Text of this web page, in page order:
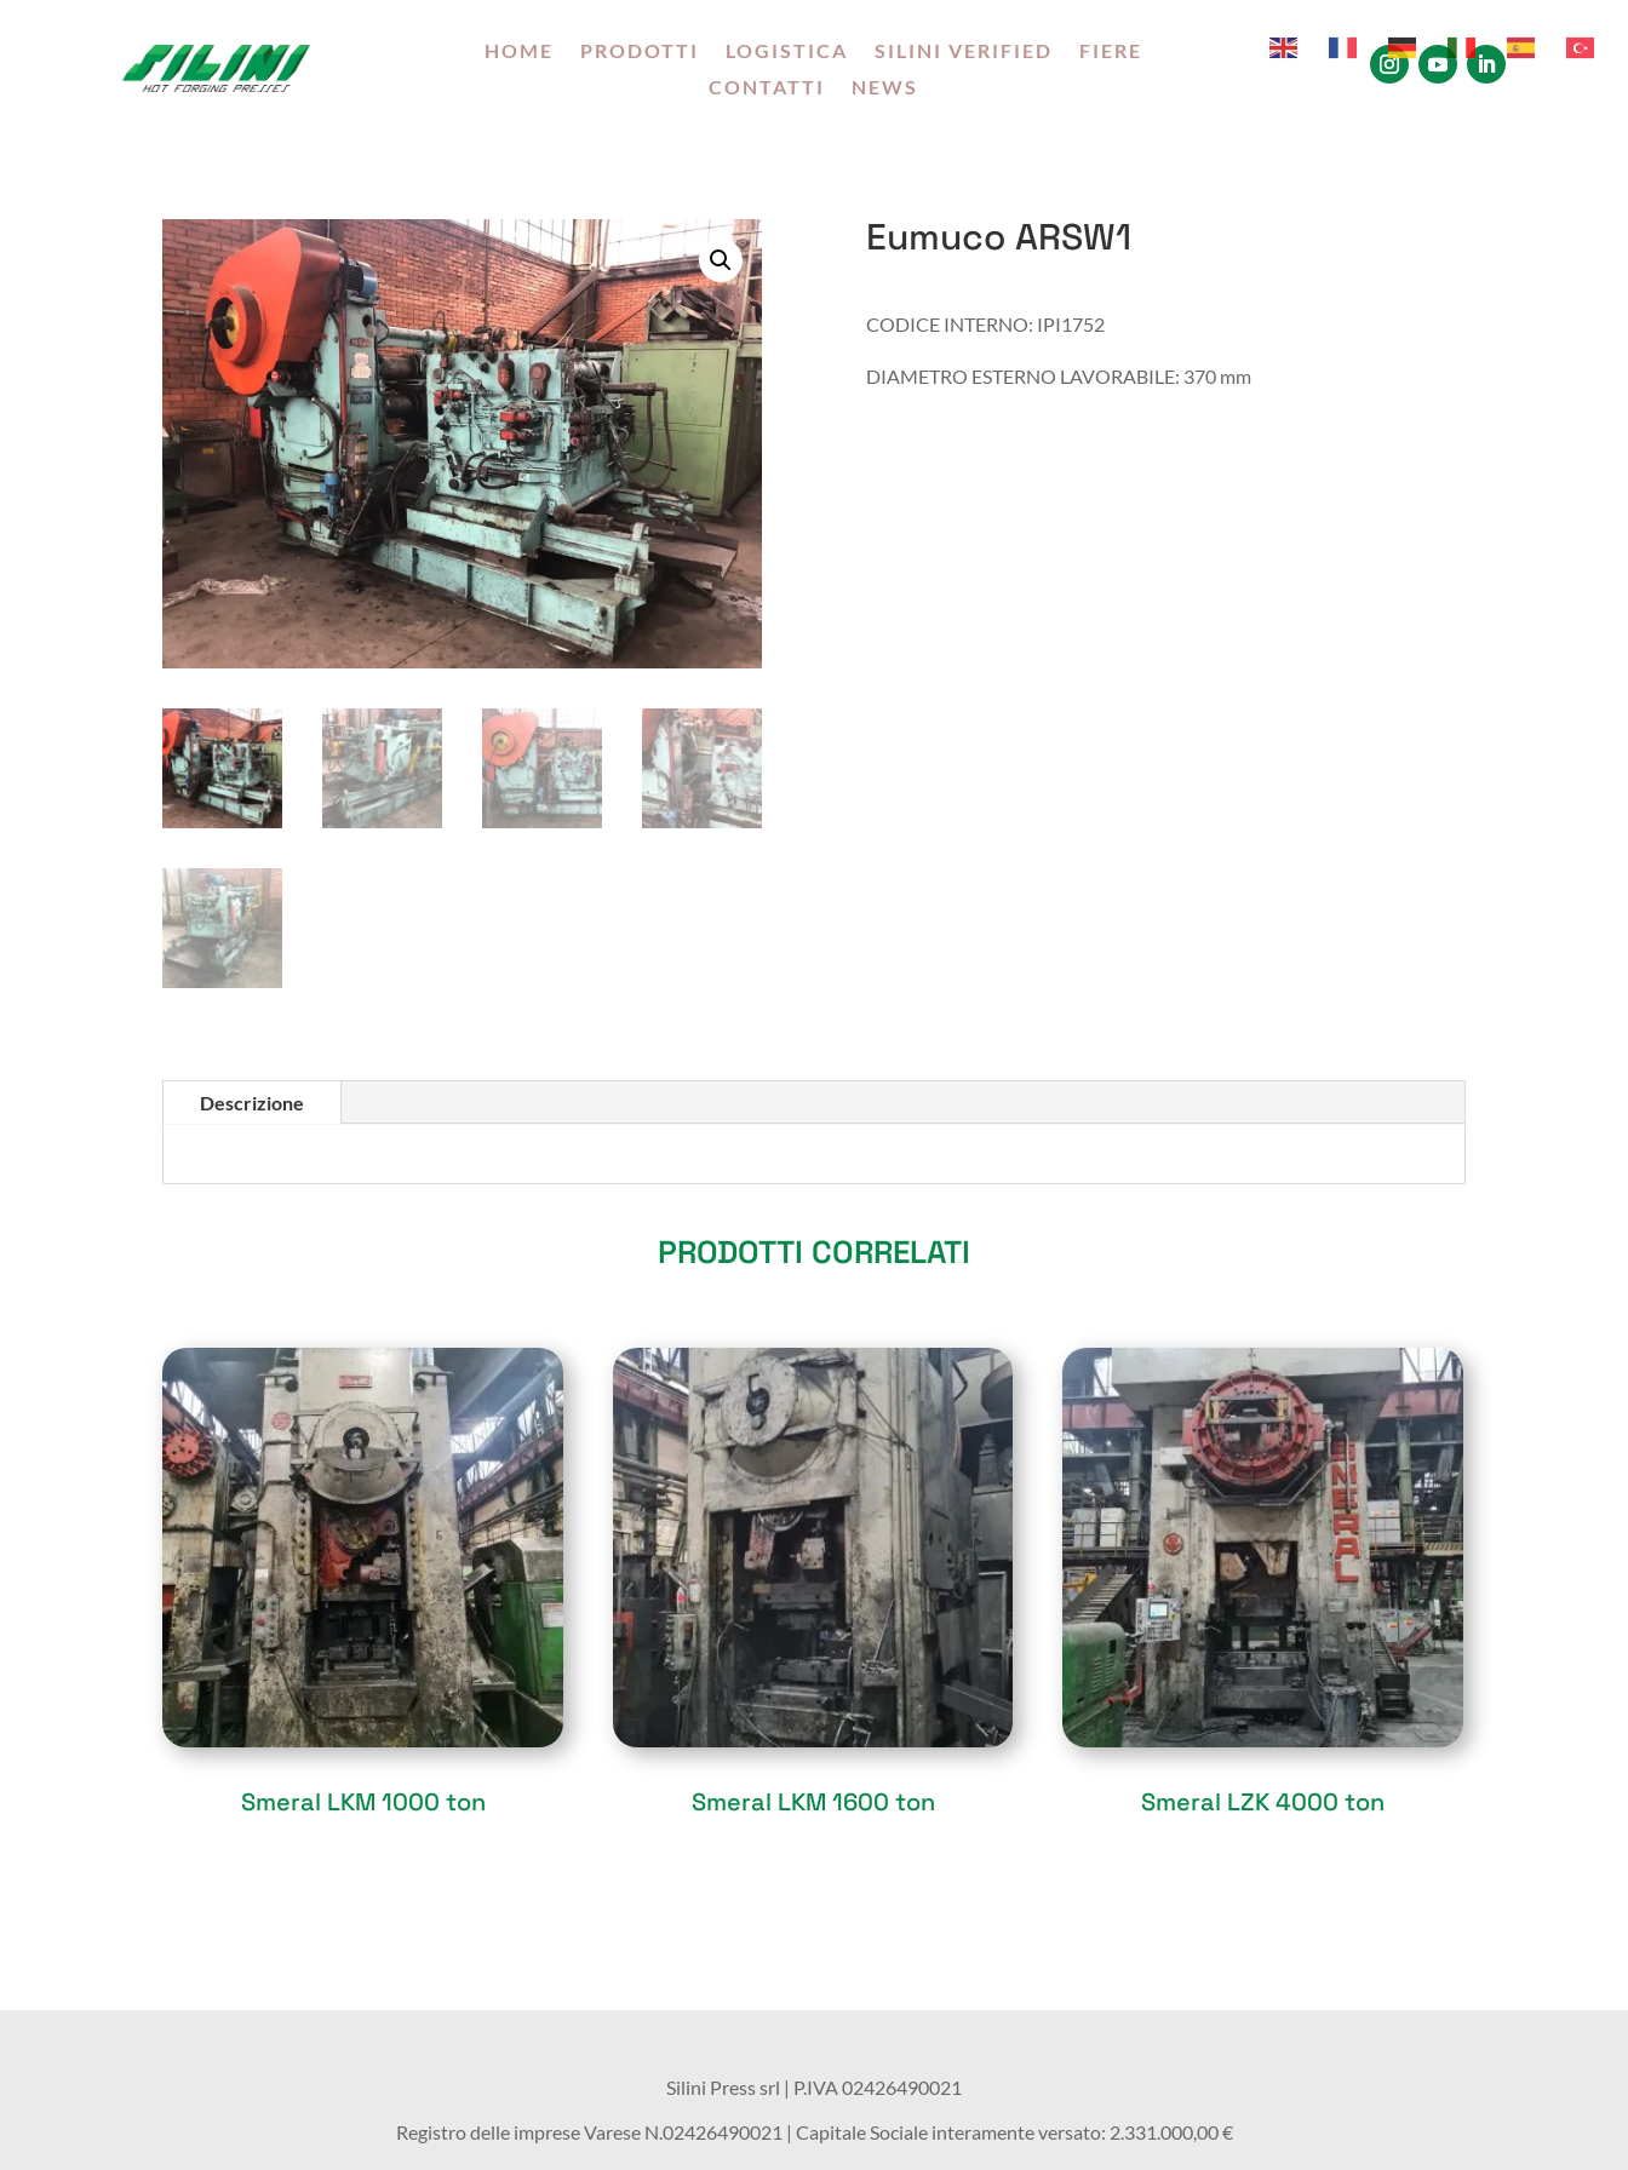
HOME PRODOTTI LOGISTICA SILINI VERIFIED
FIERE
CONTATTI
NEWS
Home/laminatoi
Eumuco ARSW1
CODICE INTERNO: IPI1752
DIAMETRO ESTERNO LAVORABILE: 370 mm
Descrizione
PRODOTTI CORRELATI
Smeral LKM 1000 ton Smeral LKM 1600 ton Smeral LZK 4000 ton
Silini Press srl | P.IVA 02426490021
Registro delle impreseVarese N.02426490021 | Capitale Sociale interamente versato: 2.331.000,00 €